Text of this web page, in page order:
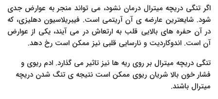
اگر تنگی دریچه میترال درمان نشود، می تواند منجر به عوارض جدی
شود. شایعترین عارضه ی آن آریتمی است. فیبریلاسیون دهلیزی، که
در آن حفره های بالایی قلب به ارتعاش در می آیند، یکی از عوارض
آن است. اندوکاردیت و نارسایی قلبی نیز ممکن است رخ دهد.
تنگی دریچه میترال بر روی ریه ها نیز تاثیر می گذارد. ادم ریوی و
فشار خون بالا شریان ریوی ممکن است نتیجه ی تنگ شدن دریچه
میترال باشند.